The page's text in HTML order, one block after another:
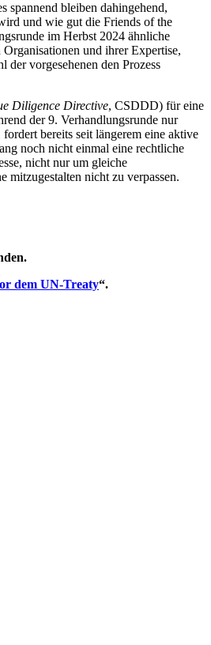
spannend bleiben dahingehend,
und wie gut die Friends of the
im Herbst 2024 ähnliche
und ihrer Expertise,
vorgesehenen den Prozess
Diligence Directive, CSDDD) für eine
der 9. Verhandlungsrunde nur
bereits seit längerem eine aktive
noch nicht einmal eine rechtliche
nicht nur um gleiche
nicht zu verpassen.
dem UN-Treaty“.